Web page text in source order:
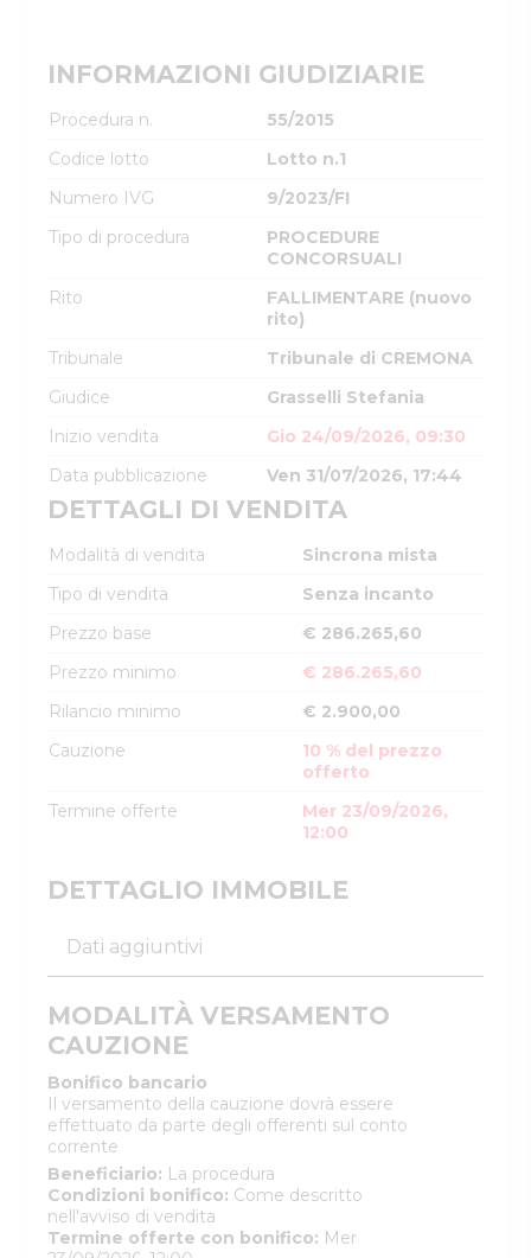
INFORMAZIONI GIUDIZIARIE
Procedura n.
55/2015
Codice lotto
Lotto n.1
Numero IVG
9/2023/FI
Tipo di procedura
PROCEDURE
CONCORSUALI
Rito
FALLIMENTARE (nuovo
rito)
Tribunale
Tribunale di CREMONA
Giudice
Grasselli Stefania
Inizio vendita
Gio 24/09/2026, 09:30
Data pubblicazione
Ven 31/07/2026, 17:44
DETTAGLI DI VENDITA
Modalità di vendita
Sincrona mista
Tipo di vendita
Senza incanto
Prezzo base
€ 286.265,60
Prezzo minimo
€ 286.265,60
Rilancio minimo
€ 2.900,00
Cauzione
10 % del prezzo
offerto
Termine offerte
Mer 23/09/2026,
12:00
DETTAGLIO IMMOBILE
Dati aggiuntivi
MODALITÀ VERSAMENTO
CAUZIONE
Bonifico bancario
Il versamento della cauzione dovrà essere
effettuato da parte degli offerenti sul conto
corrente
Beneficiario: La procedura
Condizioni bonifico: Come descritto
nell'avviso di vendita
Termine offerte con bonifico: Mer